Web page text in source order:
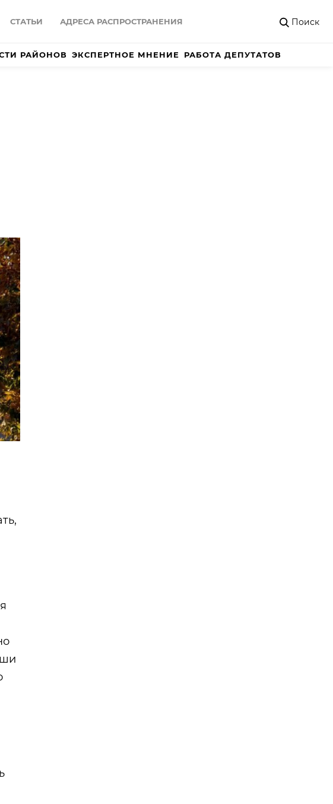
СТАТЬИ АДРЕСА РАСПРОСТРАНЕНИЯ Поиск
РАЙОНОВ ЭКСПЕРТНОЕ МНЕНИЕ РАБОТА ДЕПУТАТОВ